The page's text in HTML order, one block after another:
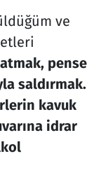
ve
pense
saldırmak.
kavuk
idrar